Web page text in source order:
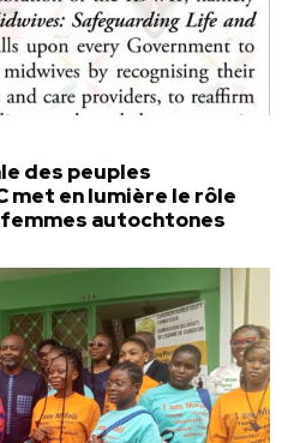
des peuples
met en lumière le rôle
autochtones